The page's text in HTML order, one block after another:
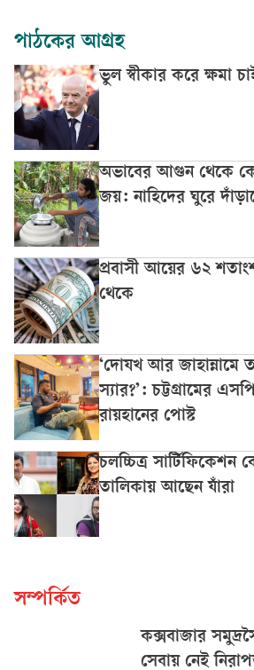
পাঠকের আগ্রহ
ভুল স্বীকার করে ক্ষমা
অভাবের আগুন থেকে
জয়: নাহিদের ঘুরে
প্রবাসী আয়ের ৬২
থেকে
‘দোযখ আর জাহান্নামে
স্যার?’: চট্টগ্রামের
রায়হানের পোস্ট
চলচ্চিত্র সার্টিফিকেশন
তালিকায় আছেন যাঁরা
সম্পর্কিত
কক্সবাজার
সেবায় নেই